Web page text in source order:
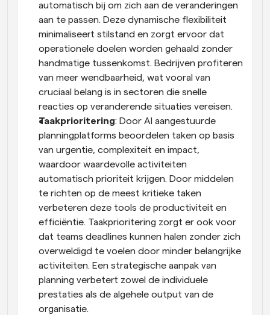
automatisch bij om zich aan de veranderingen
aan te passen. Deze dynamische flexibiliteit
minimaliseert stilstand en zorgt ervoor dat
operationele doelen worden gehaald zonder
handmatige tussenkomst. Bedrijven profiteren
van meer wendbaarheid, wat vooral van
cruciaal belang is in sectoren die snelle
reacties op veranderende situaties vereisen.
Taakprioritering: Door AI aangestuurde
planningplatforms beoordelen taken op basis
van urgentie, complexiteit en impact,
waardoor waardevolle activiteiten
automatisch prioriteit krijgen. Door middelen
te richten op de meest kritieke taken
verbeteren deze tools de productiviteit en
efficiëntie. Taakprioritering zorgt er ook voor
dat teams deadlines kunnen halen zonder zich
overweldigd te voelen door minder belangrijke
activiteiten. Een strategische aanpak van
planning verbetert zowel de individuele
prestaties als de algehele output van de
organisatie.